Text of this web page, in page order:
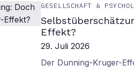
GESELLSCHAFT &
Effekt?
29. Juli 2026
Der Dunning-Kruger-